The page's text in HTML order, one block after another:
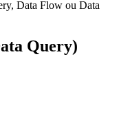
Data Flow ou Data
Query)